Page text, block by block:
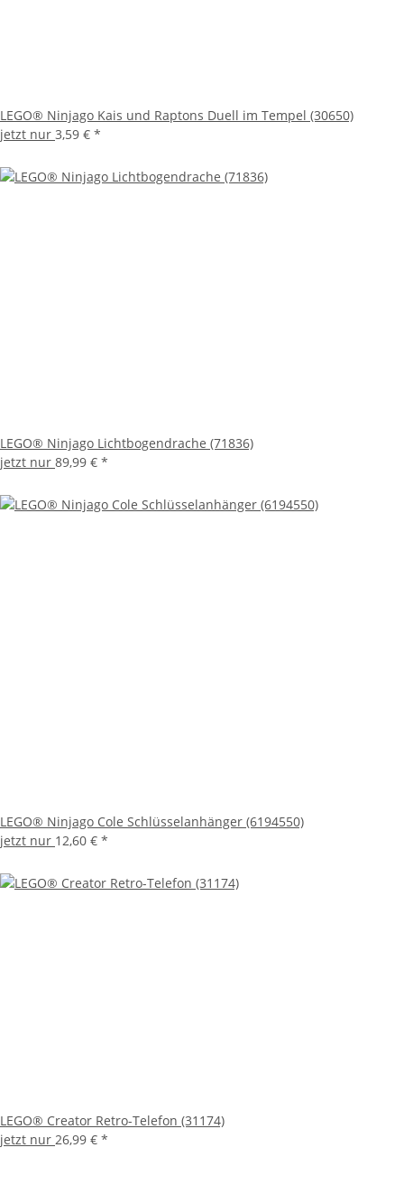
LEGO® Ninjago Kais und Raptons Duell im Tempel (30650)
jetzt nur 3,59 € *
LEGO® Ninjago Lichtbogendrache (71836)
jetzt nur 89,99 € *
LEGO® Ninjago Cole Schlüsselanhänger (6194550)
jetzt nur 12,60 € *
LEGO® Creator Retro-Telefon (31174)
jetzt nur 26,99 € *